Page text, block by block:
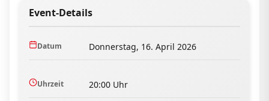
Event-Details
Datum Donnerstag, 16. April 2026
Uhrzeit 20:00 Uhr